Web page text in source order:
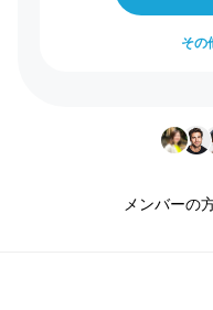
その
メンバーの